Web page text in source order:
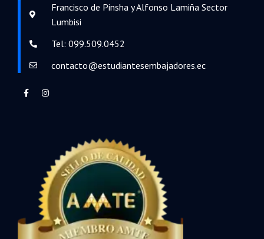
Francisco de Pinsha y Alfonso Lamiña Sector
Lumbisi
Tel: 099.509.0452
contacto@estudiantesembajadores.ec